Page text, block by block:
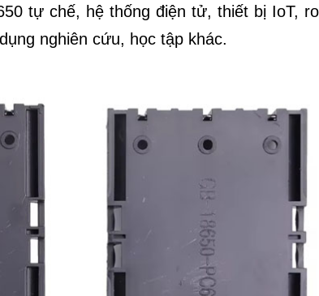
tự chế, hệ thống điện tử, thiết bị IoT,
nghiên cứu, học tập khác.